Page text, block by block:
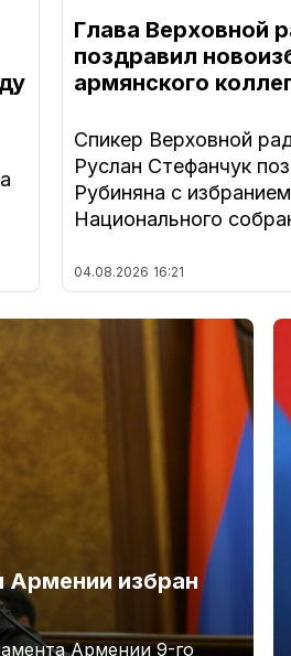
Глава Верховной
поздравил
армянского
Спикер Верховной
Руслан Стефанчук
Рубиняна с
Национального
04.08.2026 16:21
Армении избран
Армении 9-го